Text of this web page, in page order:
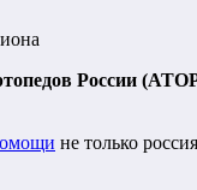
России
не только